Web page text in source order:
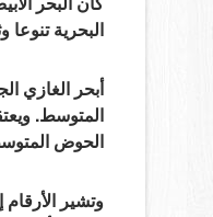
البحرية تنوعا
أبحر الغازي
المتوسط.
الحوض